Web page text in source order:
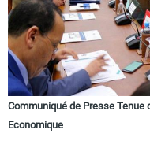
Communiqué de Presse Tenue
Economique